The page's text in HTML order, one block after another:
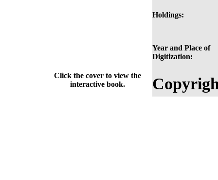
Holdings:
Year and Place of
Digitization:
Click the cover to view the
interactive book.